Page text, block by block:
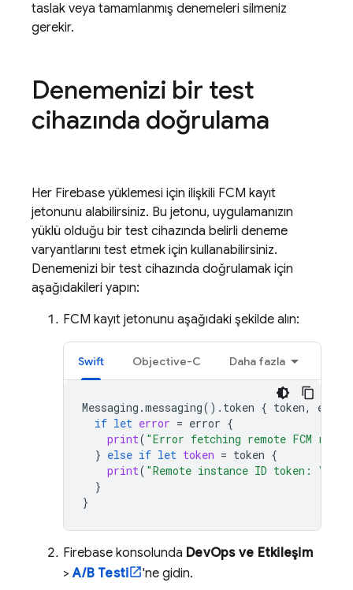
taslak veya tamamlanmış denemeleri silmeniz
gerekir.
Denemenizi bir test
cihazında doğrulama
Her Firebase yüklemesi için ilişkili FCM kayıt
jetonunu alabilirsiniz. Bu jetonu, uygulamanızın
yüklü olduğu bir test cihazında belirli deneme
varyantlarını test etmek için kullanabilirsiniz.
Denemenizi bir test cihazında doğrulamak için
aşağıdakileri yapın:
FCM kayıt jetonunu aşağıdaki şekilde alın:
Swift Objective-C Daha fazla
Messaging .messaging(). token { token,
error
if let error = error {
print( "Error fetching remote FCM
} else if let token = token {
print( "Remote instance ID token: \(
}
}
Firebase konsolunda DevOps ve Etkileşim
>A/B Testi
'ne gidin.